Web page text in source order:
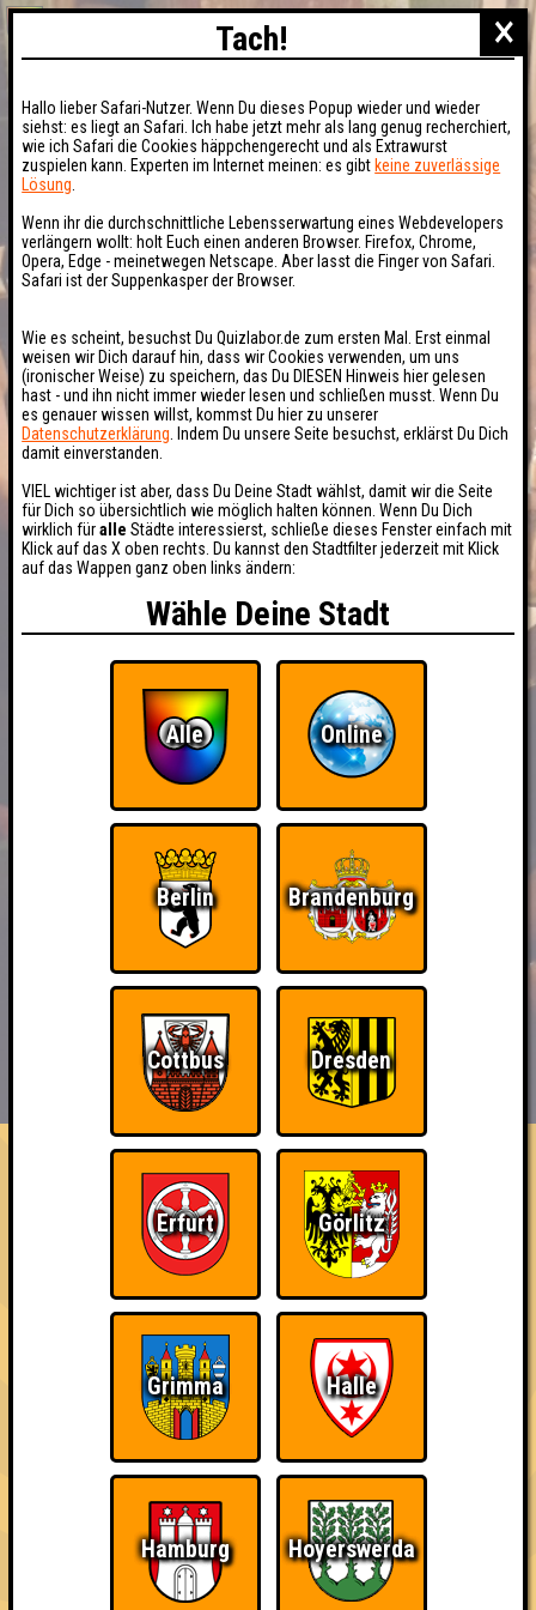
HIGHSCORE RESERVIERUNG
FAQ ÜBER UNS
Seitenquiz Berlin #83
Quiz im Ritter Butzke! · 26.02.2016 · Ritter Butzke
Angemeldete Teams
×
Tach!
Hallo lieber Safari-Nutzer. Wenn Du dieses Popup wieder und wieder
siehst: es liegt an Safari. Ich habe jetzt mehr als lang genug recherchiert,
wie ich Safari die Cookies häppchengerecht und als Extrawurst
zuspielen kann. Experten im Internet meinen: es gibt keine zuverlässige
Lösung
Wenn ihr die durchschnittliche Lebensserwartung eines Webdevelopers
verlängern wollt: holt Euch einen anderen Browser. Firefox, Chrome,
Opera, Edge - meinetwegen Netscape. Aber lasst die Finger von Safari.
Safari ist der Suppenkasper der Browser.
Wie es scheint, besuchst Du Quizlabor.de zum ersten Mal. Erst einmal
weisen wir Dich darauf hin, dass wir Cookies verwenden, um uns
(ironischer Weise) zu speichern, das Du DIESEN Hinweis hier gelesen
hast - und ihn nicht immer wieder lesen und schließen musst. Wenn Du
es genauer wissen willst, kommst Du hier zu unserer
Datenschutzerklärung . Indem Du unsere Seite besuchst, erklärst Du Dich
damit einverstanden.
VIEL wichtiger ist aber, dass Du Deine Stadt wählst, damit wir die Seite
für Dich so übersichtlich wie möglich halten können. Wenn Du Dich
wirklich füralle Städte interessierst, schließe dieses Fenster einfach mit
Klick auf das X oben rechts. Du kannst den Stadtfilter jederzeit mit Klick
auf das Wappen ganz oben links ändern:
Wähle Deine Stadt
Alle Online
Berlin Brandenburg
Cottbus Dresden
Erfurt Görlitz
Grimma Halle
Hamburg Hoyerswerda